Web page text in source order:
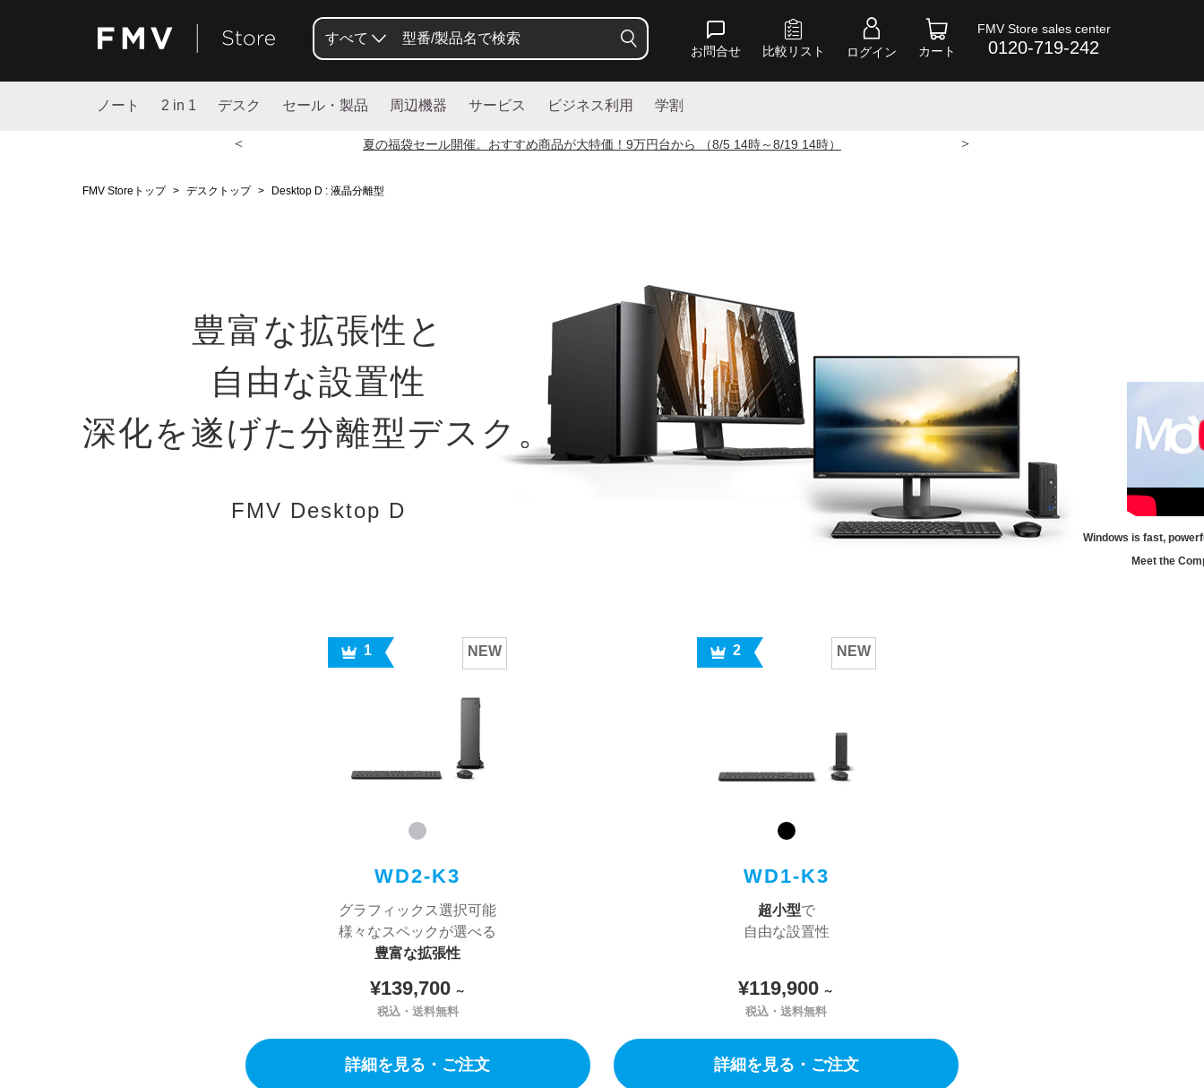
すべて
お問合せ 比較リスト ログイン カート
FMV Store sales center
0120-719-242
ノート 2 in 1 デスク セール・製品 周辺機器 サービス ビジネス利用 学割
夏の福袋セール開催。おすすめ商品が大特価！ 9万円台から （8/5 14時～8/19 14時）
< >
FMV Storeトップ > デスクトップ > Desktop D : 液晶分離型
豊富な拡張性と
自由な設置性
深化を遂げた分離型デスク。
FMV Desktop D
Windows is fast,
Meet the
1 NEW
WD2-K3
グラフィックス選択可能
様々なスペックが選べる
豊富な拡張性
¥139,700～
税込・送料無料
詳細を見る・ご注文
2 NEW
WD1-K3
超小型で
自由な設置性
¥119,900 ～
税込・送料無料
詳細を見る・ご注文